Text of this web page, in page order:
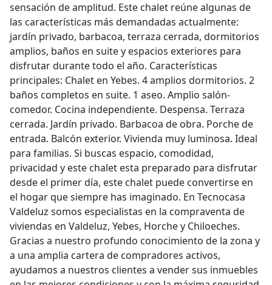
sensación de amplitud. Este chalet reúne algunas de
las características más demandadas actualmente:
jardín privado, barbacoa, terraza cerrada, dormitorios
amplios, baños en suite y espacios exteriores para
disfrutar durante todo el año. Características
principales: Chalet en Yebes. 4 amplios dormitorios. 2
baños completos en suite. 1 aseo. Amplio salón-
comedor. Cocina independiente. Despensa. Terraza
cerrada. Jardín privado. Barbacoa de obra. Porche de
entrada. Balcón exterior. Vivienda muy luminosa. Ideal
para familias. Si buscas espacio, comodidad,
privacidad y este chalet esta preparado para disfrutar
desde el primer día, este chalet puede convertirse en
el hogar que siempre has imaginado. En Tecnocasa
Valdeluz somos especialistas en la compraventa de
viviendas en Valdeluz, Yebes, Horche y Chiloeches.
Gracias a nuestro profundo conocimiento de la zona y
a una amplia cartera de compradores activos,
ayudamos a nuestros clientes a vender sus inmuebles